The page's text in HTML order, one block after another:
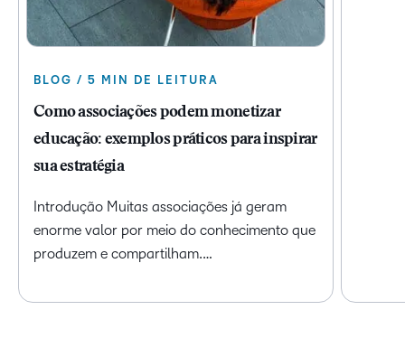
BLOG / 5 MIN DE LEITURA
Como associações podem monetizar
educação: exemplos práticos para inspirar
sua estratégia
Introdução Muitas associações já geram
enorme valor por meio do conhecimento que
produzem e compartilham.…